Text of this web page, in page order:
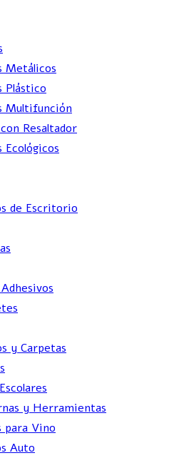
Metálicos
Plástico
Multifunción
Resaltador
de Escritorio
y Carpetas
y Herramientas
para Vino
Auto